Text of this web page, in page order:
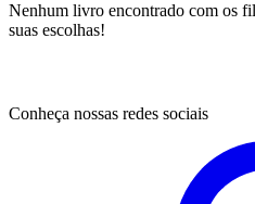
Nenhum livro encontrado com os
suas escolhas!
Conheça nossas redes sociais